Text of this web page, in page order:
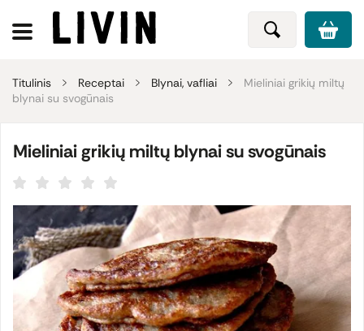
Titulinis Receptai Blynai, vafliai
Mieliniai grikių miltų
blynai su svogūnais
Mieliniai grikių miltų blynai su svogūnais